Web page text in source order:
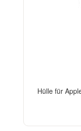
Hülle für